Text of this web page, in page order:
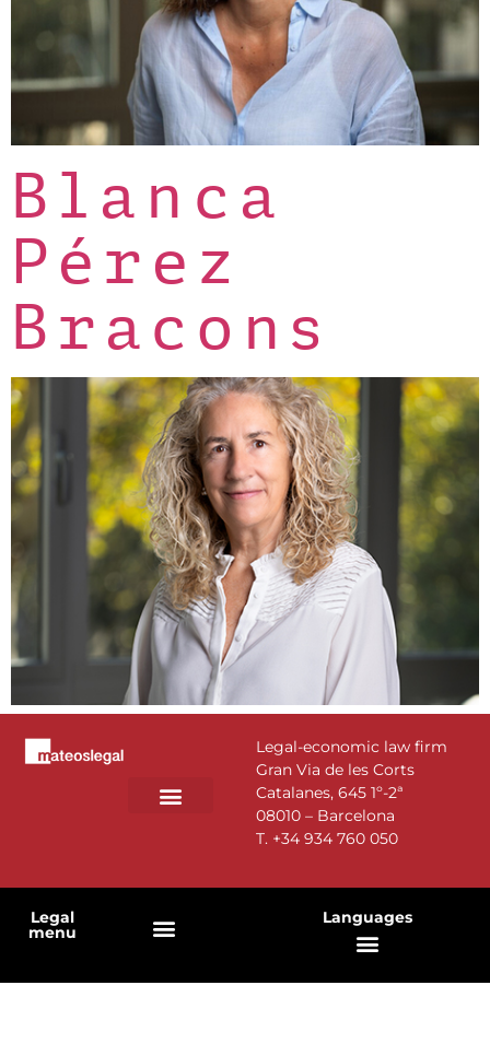
Blanca
Pérez
Bracons
Legal-economic law firm
Gran Via de les Corts
Catalanes, 645 1º-2ª
08010 – Barcelona
T. +34 934 760 050
Legal
menu
Languages